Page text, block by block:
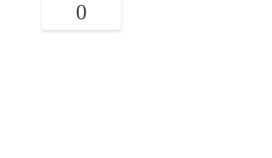
0